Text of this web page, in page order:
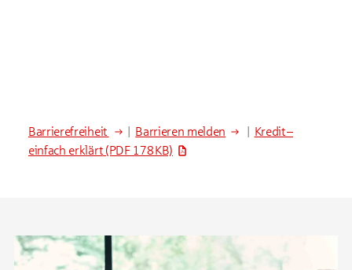
Barrierefreiheit Barrieren melden
Kredit –
einfach erklärt (PDF 178 KB)